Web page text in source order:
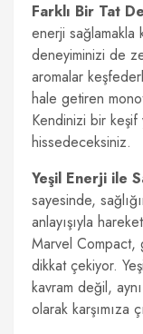
Farklı Bir Tat
enerji sağlamakla
deneyiminizi de
aromalar
hale getiren
Kendinizi bir keşif
hissedeceksiniz.
Yeşil Enerji ile
sayesinde,
anlayışıyla
Marvel Compact,
dikkat çekiyor.
kavram değil,
olarak karşımıza